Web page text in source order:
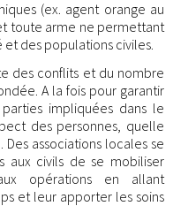
(ex. agent orange au
toute arme ne permettant
et des populations civiles.
des conflits et du nombre
A la fois pour garantir
impliquées dans le
des personnes, quelle
associations locales se
aux civils de se mobiliser
opérations en allant
et leur apporter les soins